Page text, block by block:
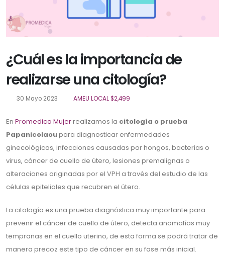
¿Cuál es la importancia de
realizarse una citología?
30 Mayo 2023 AMEU LOCAL $2,499
En Promedica Mujerrealizamos la citología o prueba
Papanicolaoupara diagnosticar enfermedades
ginecológicas, infecciones causadas por hongos, bacterias o
virus, cáncer de cuello de útero, lesiones premalignas o
alteraciones originadas por el VPH a través del estudio de las
células epiteliales que recubren el útero.
La citología es una prueba diagnóstica muy importante para
prevenir el cáncer de cuello de útero, detecta anomalías muy
tempranas en el cuello uterino, de esta forma se podrá tratar de
manera precoz este tipo de cáncer en su fase más inicial.